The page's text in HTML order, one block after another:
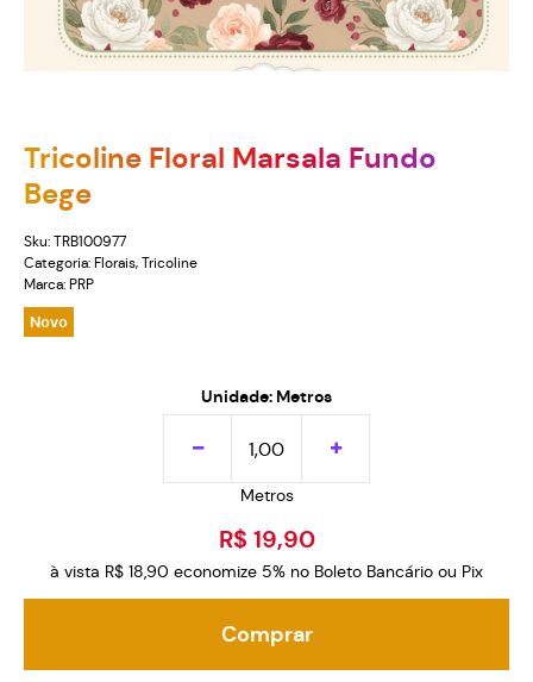
Tricoline Floral Marsala Fundo
Bege
Sku: TRB100977
Categoria: Florais, Tricoline
Marca: PRP
Novo
Unidade: Metros
Metros
R$ 19,90
à vista R$ 18,90 economize 5% no Boleto Bancário ou Pix
Comprar